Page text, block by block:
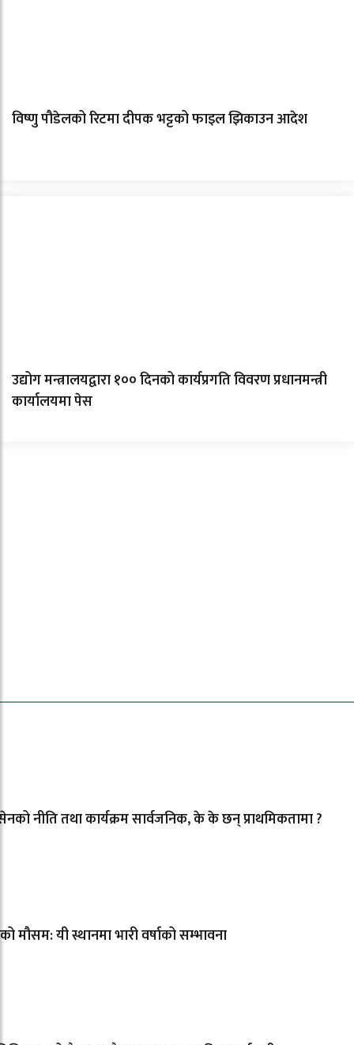
विष्णु पौडेलको रिटमा दीपक भट्टको फाइल झिकाउन आदेश
उद्योग मन्त्रालयद्वारा १०० दिनको कार्यप्रगति विवरण प्रधानमन्त्री
कार्यालयमा पेस
नीति तथा कार्यक्रम सार्वजनिक, के के छन् प्राथमिकतामा ?
मौसम: यी स्थानमा भारी वर्षाको सम्भावना